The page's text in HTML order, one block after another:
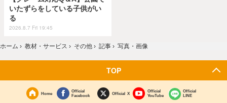
いたずらをしている子供がい
る
2026.8.7 Fri 19:45
ホーム › 教材・サービス › その他 › 記事 › 写真・画像
TOP
Home
Official
Facebook
Official X
Official
YouTube
Official
LINE